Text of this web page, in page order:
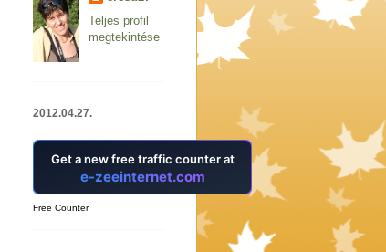
Teljes profil
megtekintése
2012.04.27.
Free Counter